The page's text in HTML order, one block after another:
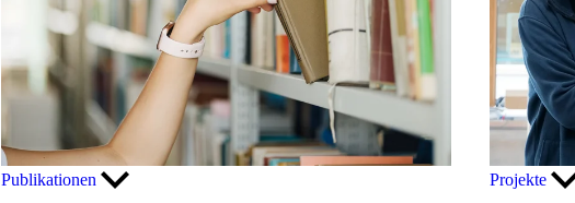
Publikationen
Projekte